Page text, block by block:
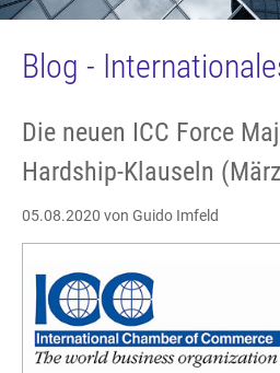
Blog -
Die neuen ICC Force
Hardship-Klauseln
05.08.2020 von Guido Imfeld